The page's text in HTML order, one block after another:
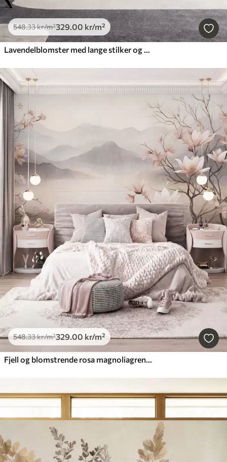
548.33kr/m²329.00 kr/m²
Lavendelblomster med lange stilker og blader, kunstverk i myke pastellfarger med struktur
548.33kr/m²329.00 kr/m²
Fjell og blomstrende rosa magnoliagrener, et landskap med rik tekstur